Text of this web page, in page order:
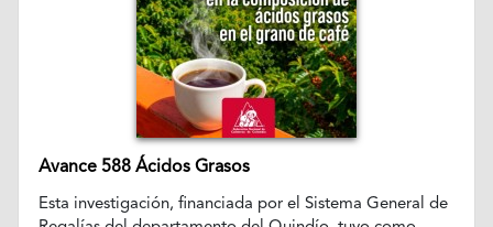
Avance 588 Ácidos Grasos
Esta investigación, financiada por el Sistema General de